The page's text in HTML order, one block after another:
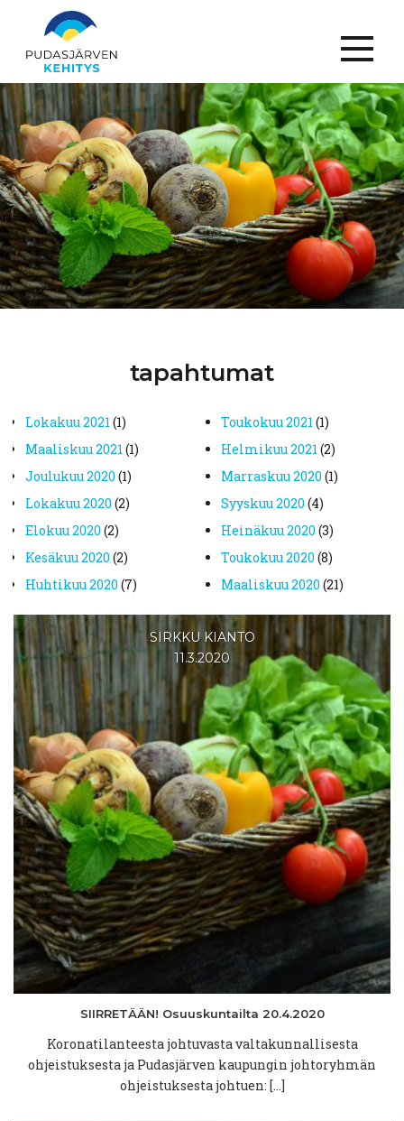
Menu
tapahtumat
lokakuu 2021 (1) toukokuu 2021 (1)
maaliskuu 2021 (1) helmikuu 2021 (2)
joulukuu 2020 (1) marraskuu 2020 (1)
lokakuu 2020 (2) syyskuu 2020 (4)
elokuu 2020 (2) heinäkuu 2020 (3)
kesäkuu 2020 (2) toukokuu 2020 (8)
huhtikuu 2020 (7) maaliskuu 2020 (21)
SIRKKU KIANTO
11.3.2020
SIIRRETÄÄN! Osuuskuntailta 20.4.2020
Koronatilanteesta johtuvasta valtakunnallisesta
ohjeistuksesta ja Pudasjärven kaupungin johtoryhmän
ohjeistuksesta johtuen: […]